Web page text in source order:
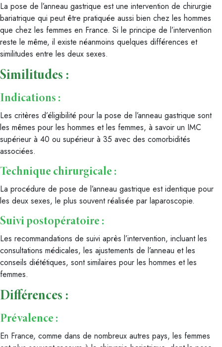
La pose de l’anneau gastrique est une intervention de chirurgie
bariatrique qui peut être pratiquée aussi bien chez les hommes
que chez les femmes en France. Si le principe de l’intervention
reste le même, il existe néanmoins quelques différences et
similitudes entre les deux sexes.
Similitudes :
Indications :
Les critères d’éligibilité pour la pose de l’anneau gastrique sont
les mêmes pour les hommes et les femmes, à savoir un IMC
supérieur à 40 ou supérieur à 35 avec des comorbidités
associées.
Technique chirurgicale :
La procédure de pose de l’anneau gastrique est identique pour
les deux sexes, le plus souvent réalisée par laparoscopie.
Suivi postopératoire :
Les recommandations de suivi après l’intervention, incluant les
consultations médicales, les ajustements de l’anneau et les
conseils diététiques, sont similaires pour les hommes et les
femmes.
Différences :
Prévalence :
En France, comme dans de nombreux autres pays, les femmes